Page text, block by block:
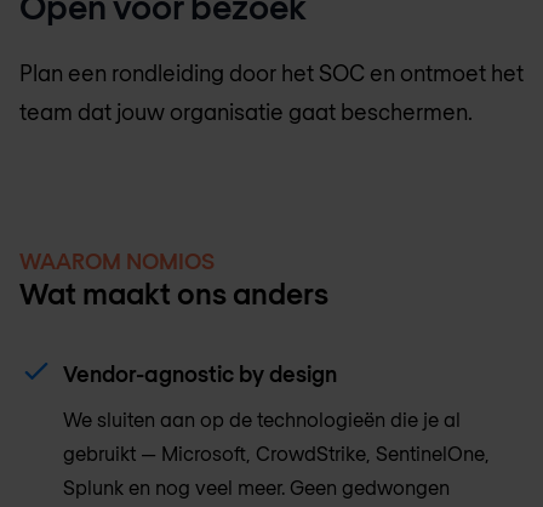
Plan een rondleiding door het SOC en ontmoet het
team dat jouw organisatie gaat beschermen.
WAAROM NOMIOS
Wat maakt ons anders
Vendor-agnostic by design
We sluiten aan op de technologieën die je al
gebruikt — Microsoft, CrowdStrike, SentinelOne,
Splunk en nog veel meer. Geen gedwongen